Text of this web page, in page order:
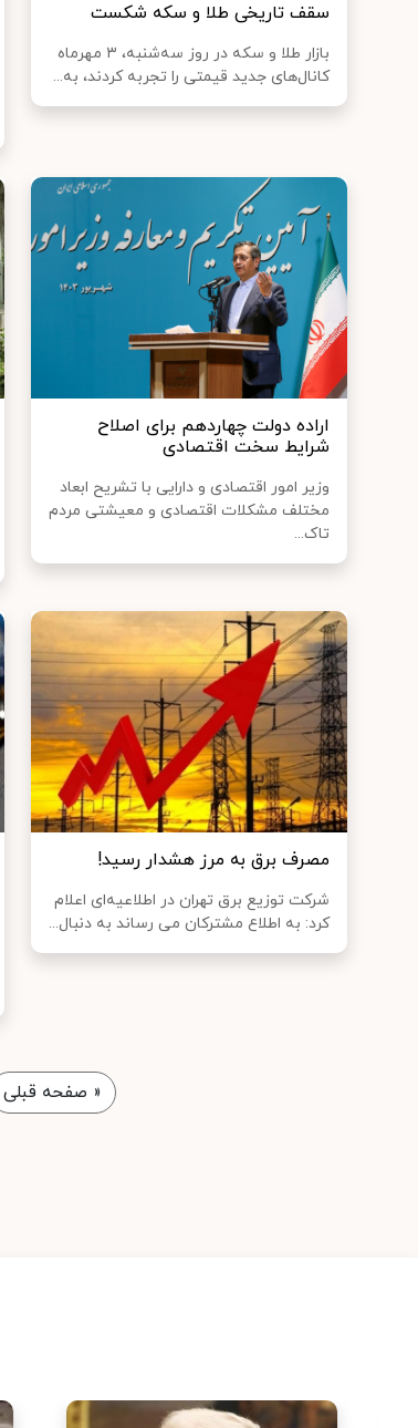
سقف تاریخی طلا و سکه شکست
بازار طلا و سکه در روز سه‌شنبه، ۳ مهرماه
کانال‌های جدید قیمتی را تجربه کردند، به...
اراده دولت چهاردهم برای اصلاح
شرایط سخت اقتصادی
وزیر امور اقتصادی و دارایی با تشریح ابعاد
مختلف مشکلات اقتصادی و معیشتی مردم
تاک...
مصرف برق به مرز هشدار رسید!
شرکت توزیع برق تهران در اطلاعیه‌ای اعلام
کرد: به اطلاع مشترکان می رساند به دنبال...
« صفحه قبلی